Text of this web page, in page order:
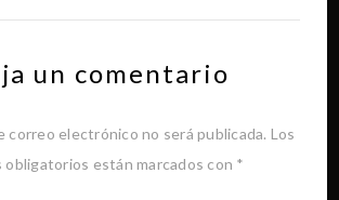
un comentario
correo electrónico no será publicada. Los
obligatorios están marcados con *